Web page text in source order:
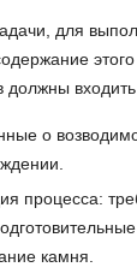
для
должны
о
процесса:
камня.